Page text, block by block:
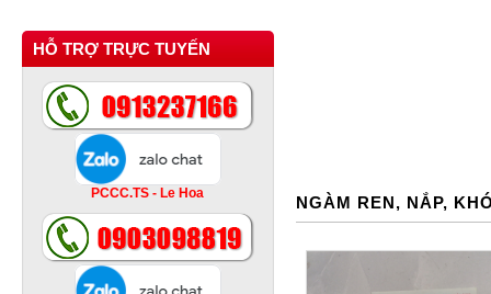
HỖ TRỢ TRỰC TUYẾN
PCCC.TS - Le Hoa NGÀM REN, NẮP,